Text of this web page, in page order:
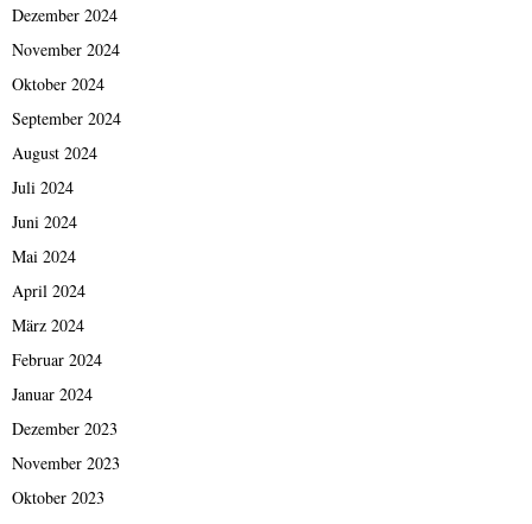
Dezember 2024
November 2024
Oktober 2024
September 2024
August 2024
Juli 2024
Juni 2024
Mai 2024
April 2024
März 2024
Februar 2024
Januar 2024
Dezember 2023
November 2023
Oktober 2023